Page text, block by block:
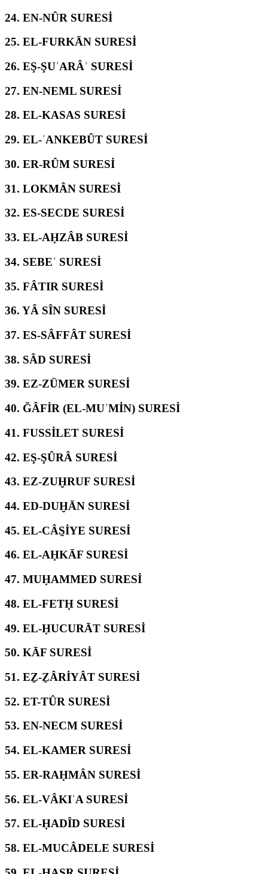
24. EN-NÛR SURESİ
25. EL-FURKĀN SURESİ
26. EŞ-ŞUʿARÂʾ SURESİ
27. EN-NEML SURESİ
28. EL-KASAS SURESİ
29. EL-ʿANKEBÛT SURESİ
30. ER-RÛM SURESİ
31. LOKMÂN SURESİ
32. ES-SECDE SURESİ
33. EL-AḤZÂB SURESİ
34. SEBEʾ SURESİ
35. FÂTIR SURESİ
36. YÂ SÎN SURESİ
37. ES-SÂFFÂT SURESİ
38. SÂD SURESİ
39. EZ-ZÜMER SURESİ
40. ĞÂFİR (EL-MUʾMİN) SURESİ
41. FUSSİLET SURESİ
42. EŞ-ŞÛRÂ SURESİ
43. EZ-ZUḪRUF SURESİ
44. ED-DUḪĀN SURESİ
45. EL-CÂS̱İYE SURESİ
46. EL-AḤKĀF SURESİ
47. MUḤAMMED SURESİ
48. EL-FETḤ SURESİ
49. EL-ḤUCURĀT SURESİ
50. KĀF SURESİ
51. EẔ-ẔÂRİYÂT SURESİ
52. ET-TÛR SURESİ
53. EN-NECM SURESİ
54. EL-KAMER SURESİ
55. ER-RAḤMÂN SURESİ
56. EL-VÂKIʿA SURESİ
57. EL-ḤADÎD SURESİ
58. EL-MUCÂDELE SURESİ